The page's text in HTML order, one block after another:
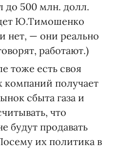
до 500 млн. долл.
Ю.Тимошенко
нет, — они реально
работают.)
тоже есть своя
компаний получает
сбыта газа и
что
будут продавать
их политика в